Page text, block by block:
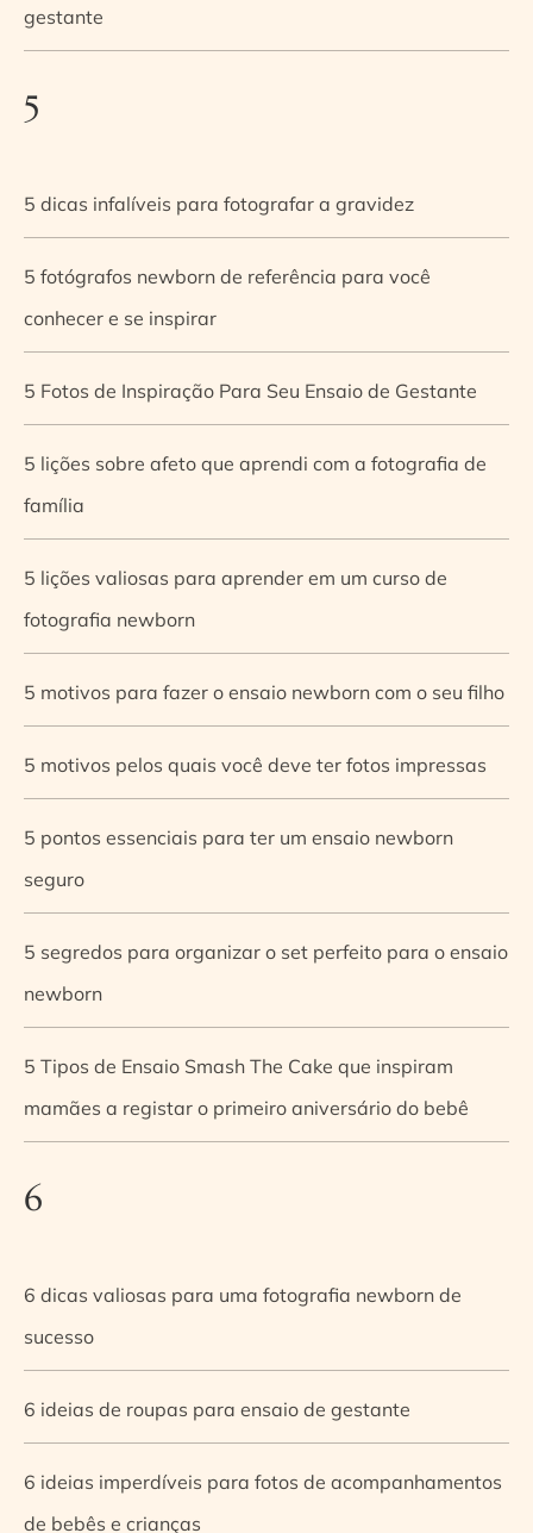
gestante
5
5 dicas infalíveis para fotografar a gravidez
5 fotógrafos newborn de referência para você
conhecer e se inspirar
5 Fotos de Inspiração Para Seu Ensaio de Gestante
5 lições sobre afeto que aprendi com a fotografia de
família
5 lições valiosas para aprender em um curso de
fotografia newborn
5 motivos para fazer o ensaio newborn com o seu filho
5 motivos pelos quais você deve ter fotos impressas
5 pontos essenciais para ter um ensaio newborn
seguro
5 segredos para organizar o set perfeito para o ensaio
newborn
5 Tipos de Ensaio Smash The Cake que inspiram
mamães a registar o primeiro aniversário do bebê
6
6 dicas valiosas para uma fotografia newborn de
sucesso
6 ideias de roupas para ensaio de gestante
6 ideias imperdíveis para fotos de acompanhamentos
de bebês e crianças